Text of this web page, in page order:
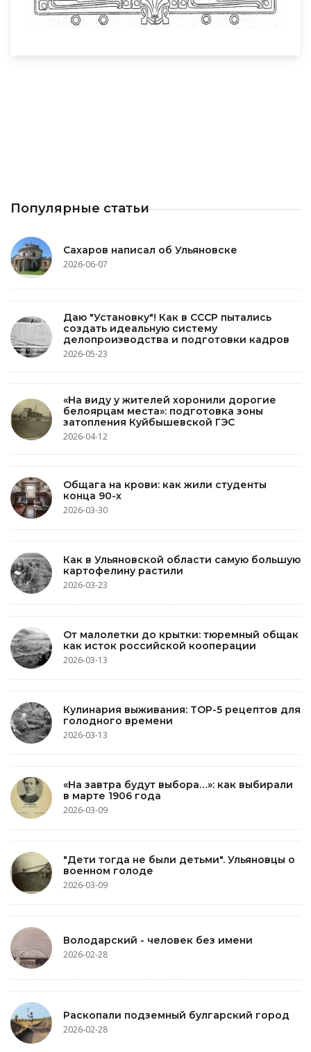
Популярные статьи
Сахаров написал об Ульяновске
2026-06-07
Даю "Установку"! Как в СССР пытались
создать идеальную систему
делопроизводства и подготовки кадров
2026-05-23
«На виду у жителей хоронили дорогие
белоярцам места»: подготовка зоны
затопления Куйбышевской ГЭС
2026-04-12
Общага на крови: как жили студенты
конца 90-х
2026-03-30
Как в Ульяновской области самую большую
картофелину растили
2026-03-23
От малолетки до крытки: тюремный общак
как исток российской кооперации
2026-03-13
Кулинария выживания: TOP-5 рецептов для
голодного времени
2026-03-13
«На завтра будут выбора…»: как выбирали
в марте 1906 года
2026-03-09
"Дети тогда не были детьми". Ульяновцы о
военном голоде
2026-03-09
Володарский - человек без имени
2026-02-28
Раскопали подземный булгарский город
2026-02-28